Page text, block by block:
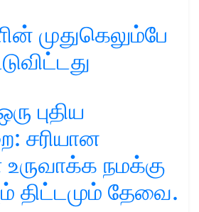
முதுகெலும்பே
புதிய
சரியான
உருவாக்க நமக்கு
திட்டமும் தேவை.